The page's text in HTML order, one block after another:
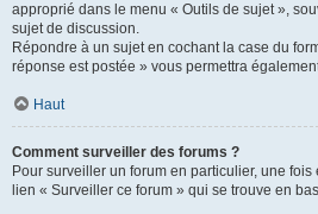
approprié dans le menu « Outils de sujet »,
sujet de discussion.
Répondre à un sujet en cochant la case du
réponse est postée » vous permettra
Haut
Comment surveiller des forums ?
Pour surveiller un forum en particulier, une
lien « Surveiller ce forum » qui se trouve en